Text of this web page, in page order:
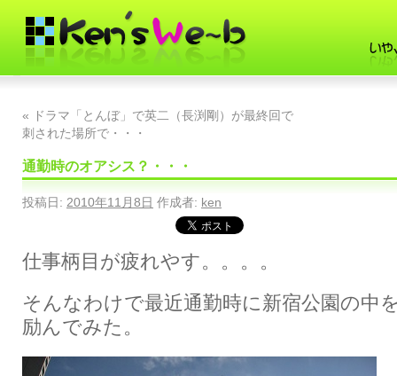
«
ドラマ「とんぼ」で英二（長渕剛）が最終回で
刺された場所で・・・
通勤時のオアシス？・・・
投稿日: 2010年11月8日 作成者: ken
仕事柄目が疲れやす。。。。
そんなわけで最近通勤時に新宿公園の中
励んでみた。